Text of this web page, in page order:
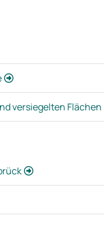
versiegelten Flächen